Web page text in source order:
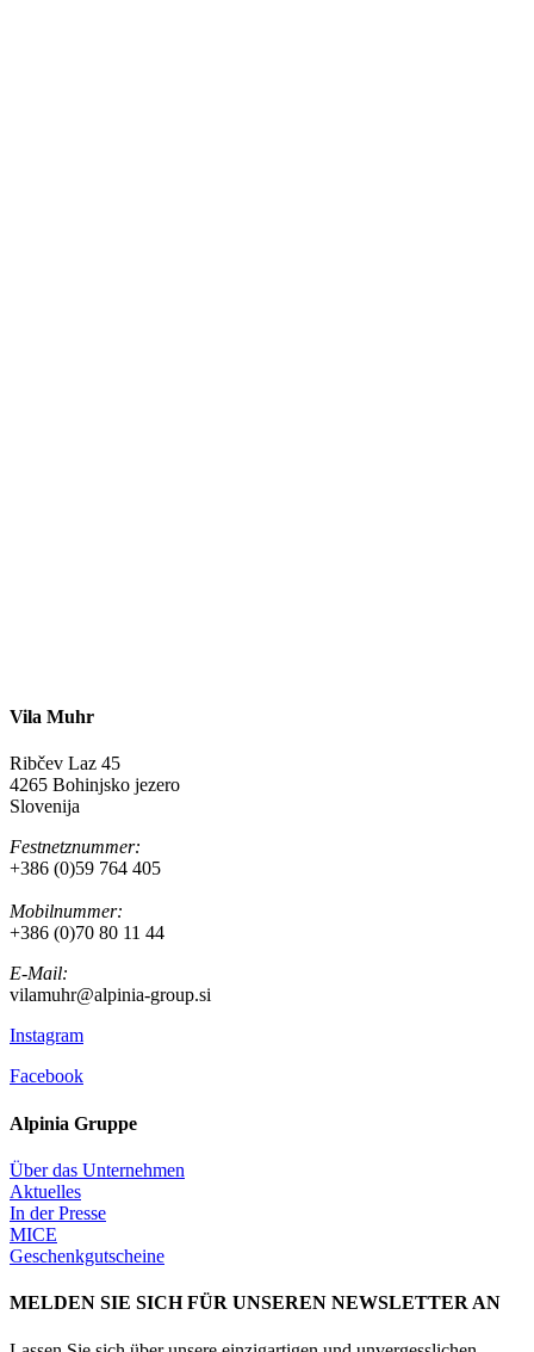
Vila Muhr
Ribčev Laz 45
4265 Bohinjsko jezero
Slovenija
Festnetznummer:
+386 (0)59 764 405
Mobilnummer:
+386 (0)70 80 11 44
E-Mail:
vilamuhr@alpinia-group.si
Instagram
Facebook
Alpinia Gruppe
Über das Unternehmen
Aktuelles
In der Presse
MICE
Geschenkgutscheine
MELDEN SIE SICH FÜR UNSEREN NEWSLETTER AN